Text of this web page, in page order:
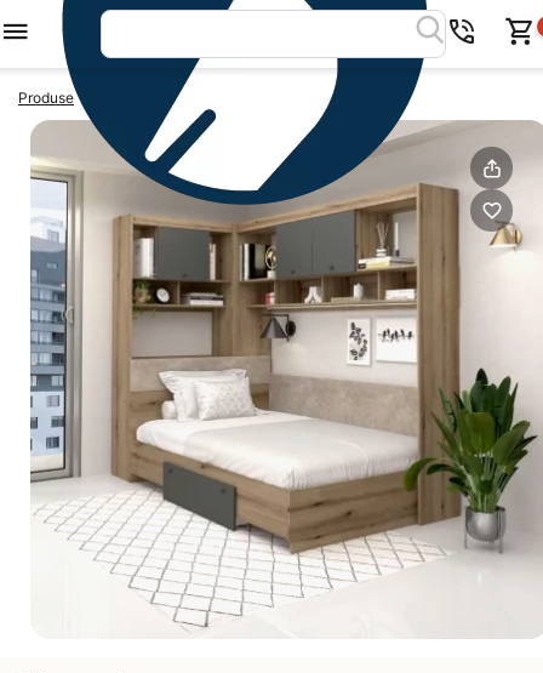
Produse Dormitoare colt Dormitor pe colt AMBRO 7